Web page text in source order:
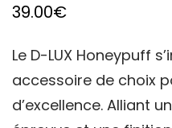
39.00€
Le D-LUX Honeypuff
accessoire de choix
d’excellence. Alliant